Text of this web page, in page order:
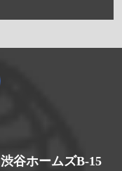
谷ホームズB-15